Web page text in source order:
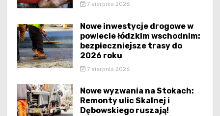
7 sierpnia 2026
Nowe inwestycje drogowe w
powiecie łódzkim wschodnim:
bezpieczniejsze trasy do
2026 roku
7 sierpnia 2026
Nowe wyzwania na Stokach:
Remonty ulic Skalnej i
Dębowskiego ruszają!